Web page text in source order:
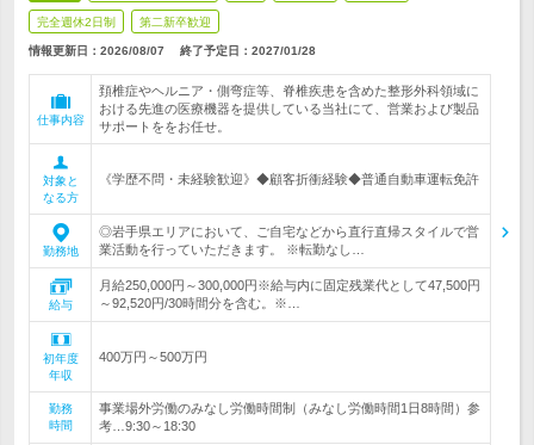
完全週休2日制 第二新卒歓迎
情報更新日：2026/08/07 終了予定日： 2027/01/28
仕事内容
頚椎症やヘルニア・側弯症等、脊椎疾患を含めた整形外科領域に
おける先進の医療機器を提供している当社にて、営業および製品
サポートををお任せ。
対象と
なる方
《学歴不問・未経験歓迎》◆顧客折衝経験◆普通自動車運転免許
勤務地
◎岩手県エリアにおいて、ご自宅などから直行直帰スタイルで営
業活動を行っていただきます。 ※転勤なし…
給与
月給250,000円～300,000円※給与内に固定残業代として47,500円
～92,520円/30時間分を含む。※…
初年度
年収
400万円～500万円
勤務
時間
事業場外労働のみなし労働時間制（みなし労働時間1日8時間）参
考…9:30～18:30